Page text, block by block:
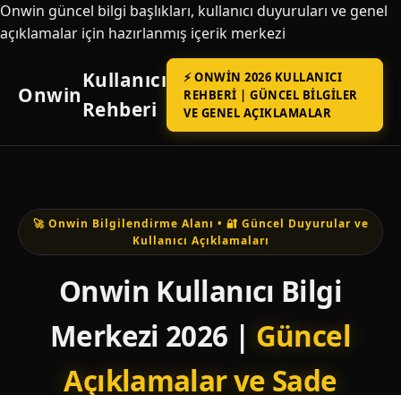
Onwin güncel bilgi başlıkları, kullanıcı duyuruları ve genel
açıklamalar için hazırlanmış içerik merkezi
Onwin
Kullanıcı
Rehberi
⚡ ONWIN 2026 KULLANICI
REHBERI | GÜNCEL BILGILER
VE GENEL AÇIKLAMALAR
🚀 Onwin Bilgilendirme Alanı • 🔐 Güncel Duyurular ve
Kullanıcı Açıklamaları
Onwin Kullanıcı Bilgi
Merkezi 2026 | Güncel
Açıklamalar ve Sade